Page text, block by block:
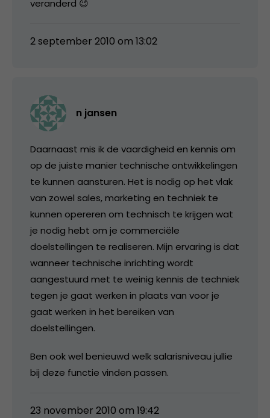
veranderd 😉
2 september 2010 om 13:02
n jansen
Daarnaast mis ik de vaardigheid en kennis om
op de juiste manier technische ontwikkelingen
te kunnen aansturen. Het is nodig op het vlak
van zowel sales, marketing en techniek te
kunnen opereren om technisch te krijgen wat
je nodig hebt om je commerciële
doelstellingen te realiseren. Mijn ervaring is dat
wanneer technische inrichting wordt
aangestuurd met te weinig kennis de techniek
tegen je gaat werken in plaats van voor je
gaat werken in het bereiken van
doelstellingen.
Ben ook wel benieuwd welk salarisniveau jullie
bij deze functie vinden passen.
23 november 2010 om 19:42